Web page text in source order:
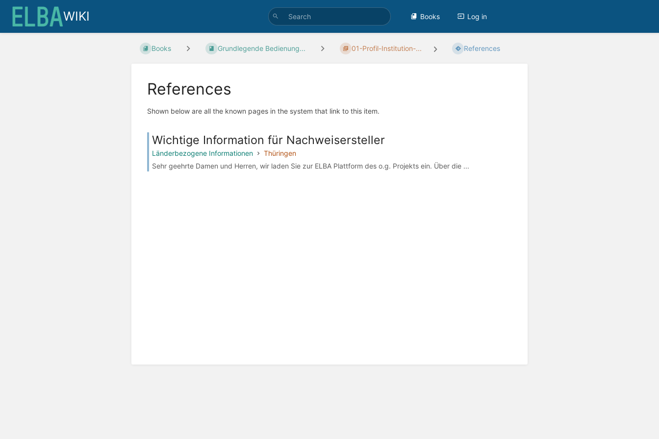
WIKI Books Log in
Books Grundlegende Bedienung... 01-Profil-Institution-... References
References
Shown below are all the known pages in the system that link to this item.
Wichtige Information für Nachweisersteller
Länderbezogene Informationen
Thüringen
Sehr geehrte Damen und Herren, wir laden Sie zur ELBA Plattform des o.g. Projekts ein. Über die ...